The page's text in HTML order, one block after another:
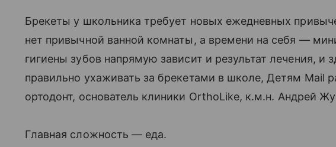
Брекеты у школьника требует новых ежедневных
нет привычной ванной комнаты, а времени на себя —
гигиены зубов напрямую зависит и результат лечения, и
правильно ухаживать за брекетами в школе, Детям Mail
ортодонт, основатель клиники OrthoLike, к.м.н. Андрей
Главная сложность — еда.